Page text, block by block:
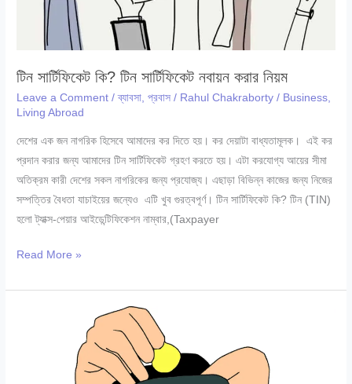
টিন সার্টিফিকেট কি? টিন সার্টিফিকেট নবায়ন করার নিয়ম
Leave a Comment /ব্যাবসা ,প্রবাস / Rahul Chakraborty/ Business
Living Abroad
দেশের এক জন নাগরিক হিসেবে আমাদের কর দিতে হয়। কর দেয়াটা বাধ্যতামূলক। এই কর
প্রদান করার জন্য আমাদের টিন সার্টিফিকেট গ্রহণ করতে হয়। এটা করযোগ্য আয়ের সীমা
অতিক্রম কারী দেশের সকল নাগরিকের জন্য প্রযোজ্য। এছাড়া বিভিন্ন কাজের জন্য নিজের
সম্পত্তির বৈধতা যাচাইয়ের জন্যেও এটি খুব গুরত্বপূর্ণ। টিন সার্টিফিকেট কি? টিন (TIN)
হলো ট্যাক্স-পেয়ার আইডেন্টিফিকেশন নাম্বার,(Taxpayer
টিন
কি?
Read More »